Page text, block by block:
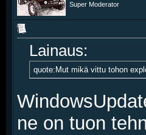
Super Moderator
Lainaus:
quote:Mut mikä vittu tohon
ne on tuon